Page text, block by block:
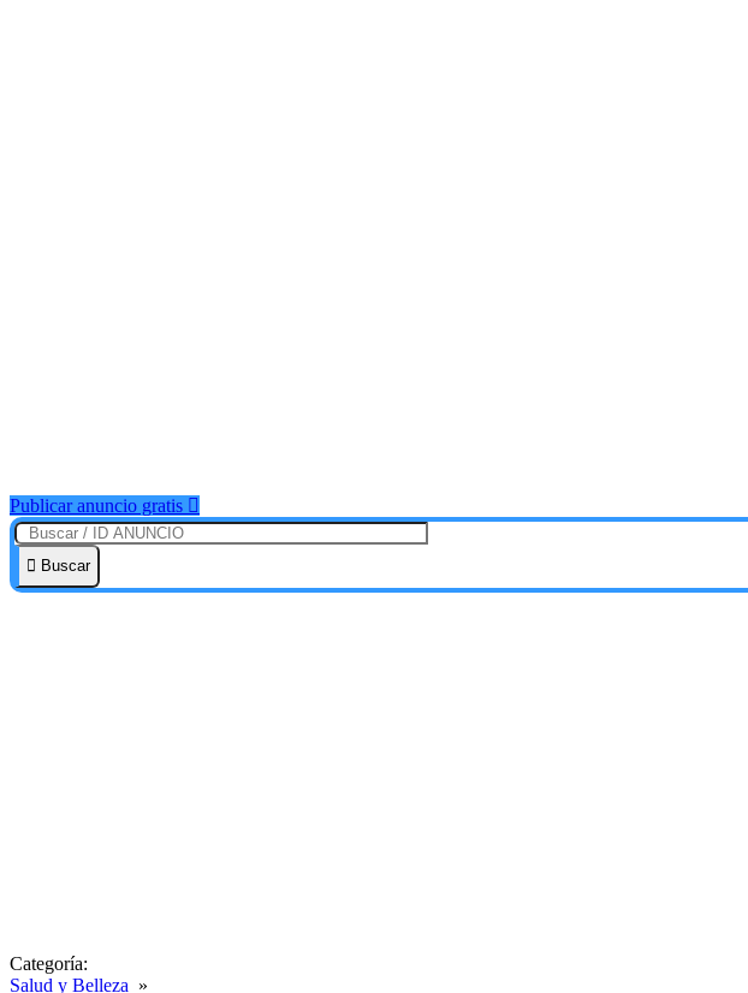
Publicar anuncio gratis
Buscar
Categoría:
Salud y Belleza »